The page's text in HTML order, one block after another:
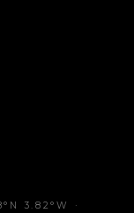
3.82°W ·